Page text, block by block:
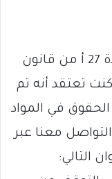
يتم الاستخدام المواد وفقًا للمادة 27 أ من قانون
والنشر 2007، وإن كنت تعتقد أنه تم
في المواد
معنا عبر
التالي: